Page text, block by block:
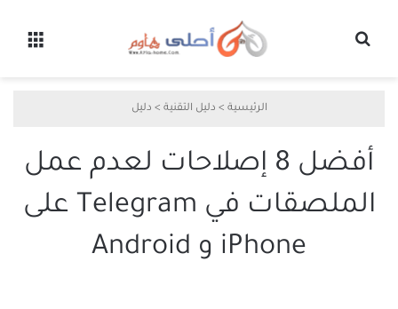
الرئيسية > دليل التقنية > دليل
أفضل 8 إصلاحات لعدم عمل
الملصقات في Telegram على
iPhone و Android